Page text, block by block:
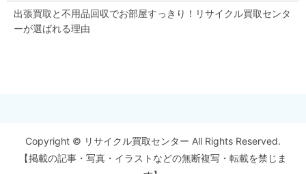
出張買取と不用品回収でお部屋すっきり！リサイクル買取センタ
ーが選ばれる理由
Copyright © リサイクル買取センター All Rights Reserved.
【掲載の記事・写真・イラストなどの無断複写・転載を禁じま